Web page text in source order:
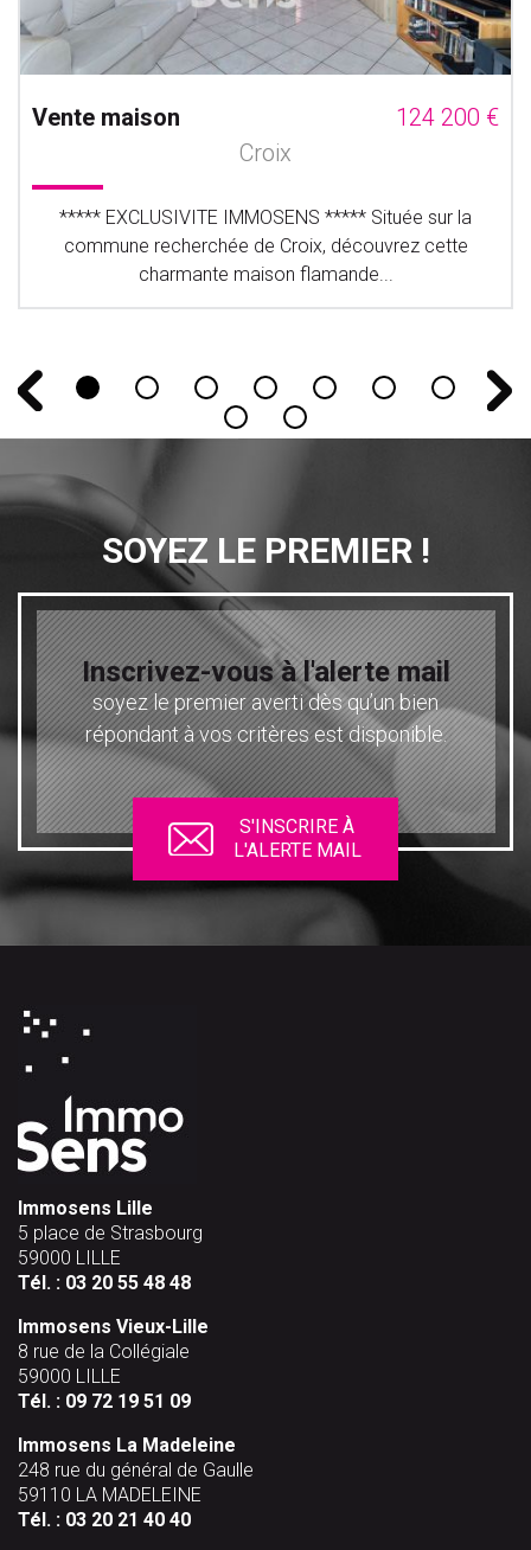
Vente maison
124 200 €
Croix
***** EXCLUSIVITE IMMOSENS ***** Située sur la
commune recherchée de Croix, découvrez cette
charmante maison flamande...
SOYEZ LE PREMIER !
Inscrivez-vous à l'alerte mail
soyez le premier averti dès qu’un bien
répondant à vos critères est disponible.
S'INSCRIRE À
L'ALERTE MAIL
Immosens Lille
5 place de Strasbourg
59000 LILLE
Tél. : 03 20 55 48 48
Immosens Vieux-Lille
8 rue de la Collégiale
59000 LILLE
Tél. : 09 72 19 51 09
Immosens La Madeleine
248 rue du général de Gaulle
59110 LA MADELEINE
Tél. : 03 20 21 40 40